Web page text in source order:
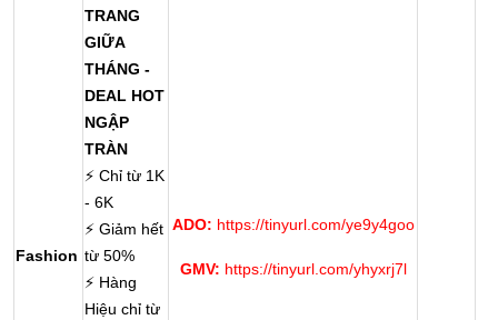
Fashion
TRANG
GIỮA
THÁNG -
DEAL HOT
NGẬP
TRÀN
⚡ Chỉ từ 1K
- 6K
⚡ Giảm hết
từ 50%
⚡ Hàng
Hiệu chỉ từ
ADO: https://tinyurl.com/ye9y4goo
GMV: https://tinyurl.com/yhyxrj7l